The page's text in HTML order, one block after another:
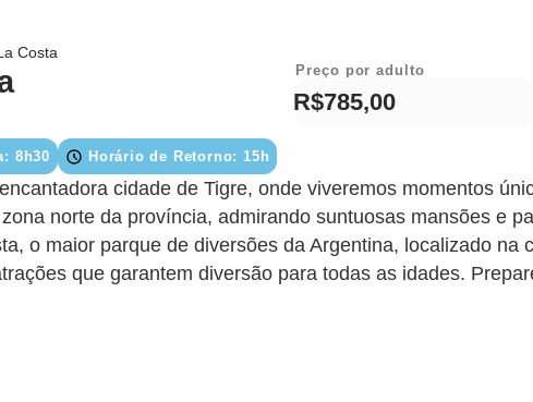
Costa
Preço por adulto
R$785,00
8h30 Horário de Retorno: 15h
cidade de Tigre, onde viveremos momentos
norte da província, admirando suntuosas mansões e
o maior parque de diversões da Argentina, localizado na
que garantem diversão para todas as idades.